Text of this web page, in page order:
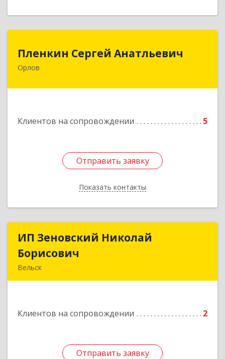
Пленкин Сергей Анатльевич
Орлов
Клиентов на сопровождении 5
Отправить заявку
Показать контакты
Пленкин Сергей Анатльевич
Отправить заявку
Назад
ИП Зеновский Николай
Борисович
Вельск
Клиентов на сопровождении 2
Отправить заявку
ИП Зеновский Николай
Подробнее
Отправить заявку